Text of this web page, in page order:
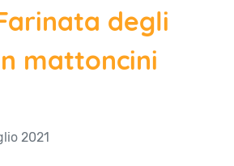
degli
mattoncini
2021